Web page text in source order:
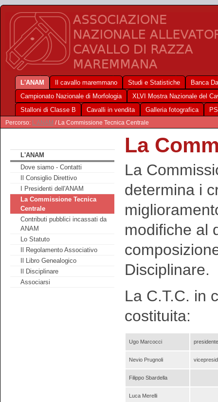
L'ANAM Il cavallo maremmano Studi e Statistiche
Banca
Campionato Nazionale di Morfologia
XLVI Mostra Nazionale del
Stalloni di Classe B
Cavalli in vendita Galleria fotografica
Percorso: L'ANAM / La Commissione Tecnica Centrale
L'ANAM
Dove siamo - Contatti
Il Consiglio Direttivo
I Presidenti dell'ANAM
La Commissione Tecnica
Centrale
Contributi pubblici incassati da
ANAM
Lo Statuto
Il Regolamento Associativo
Il Libro Genealogico
Il Disciplinare
Associarsi
La
La
determina i
modifiche al
Disciplinare.
La C.T.C. in
costituita:
Ugo Marcocci presidente
Nevio Prugnoli
Filippo Sbardella
Luca Merelli